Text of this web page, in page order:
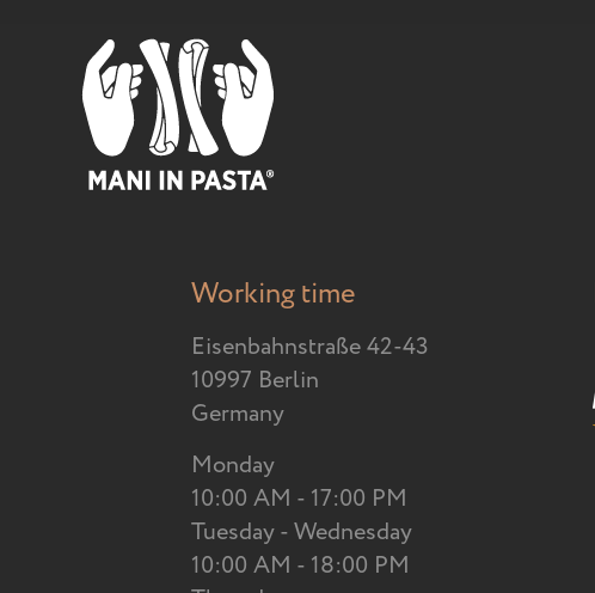
Working time
Eisenbahnstraße 42-43
10997 Berlin
Germany
Monday
10:00 AM - 17:00 PM
Tuesday - Wednesday
10:00 AM - 18:00 PM